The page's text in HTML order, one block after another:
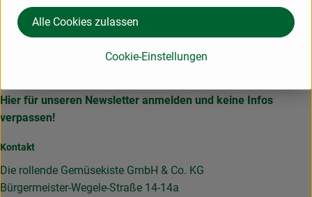
Hier für unseren Newsletter anmelden und keine Infos
verpassen!
Kontakt
Die rollende Gemüsekiste GmbH & Co. KG
Bürgermeister-Wegele-Straße 14-14a
Cookie-Einstellungen
Alle Cookies zulassen